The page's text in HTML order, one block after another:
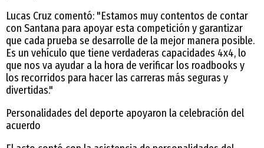
Lucas Cruz comentó: "Estamos muy contentos de contar
con Santana para apoyar esta competición y garantizar
que cada prueba se desarrolle de la mejor manera posible.
Es un vehículo que tiene verdaderas capacidades 4x4, lo
que nos va ayudar a la hora de verificar los roadbooks y
los recorridos para hacer las carreras más seguras y
divertidas."
Personalidades del deporte apoyaron la celebración del
acuerdo